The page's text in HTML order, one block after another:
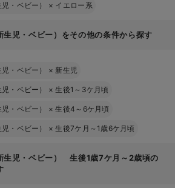
・ベビー） × イエロー系
生児・ベビー）をその他の条件から探す
・ベビー） × 新生児
・ベビー） ×生後1～3ケ月頃
・ベビー） ×生後4～6ケ月頃
・ベビー） ×生後7ケ月～1歳6ケ月頃
生児・ベビー） 生後1歳7ケ月～2歳頃の